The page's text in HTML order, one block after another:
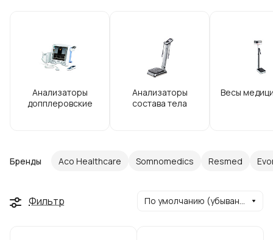
Анализаторы
допплеровские
Анализаторы
состава тела
Весы
Бренды Aco Healthcare Somnomedics Resmed
Фильтр По умолчанию (убывание)